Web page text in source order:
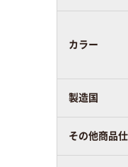
カラー
製造国
その他商品